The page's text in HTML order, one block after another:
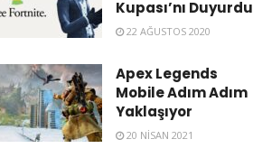
Kupası’nı Duyurdu
22 AĞUSTOS 2020
Apex Legends
Mobile Adım Adım
Yaklaşıyor
20 NISAN 2021